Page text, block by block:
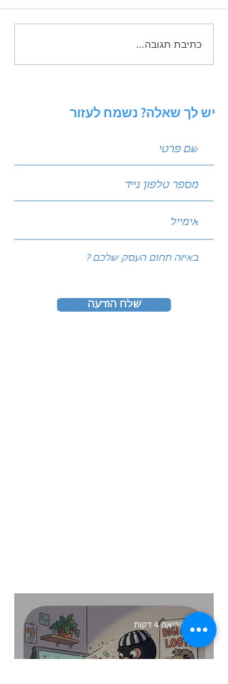
מהנשמע? המדריך
כתיבת תגובה...
יש לך שאלה? נשמח לעזור
שלח הודעה
זמן קריאה 4 דקות